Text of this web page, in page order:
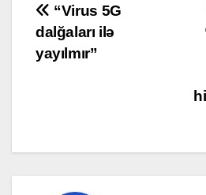
Post
navigation
“Virus 5G
dalğaları ilə
yayılmır”